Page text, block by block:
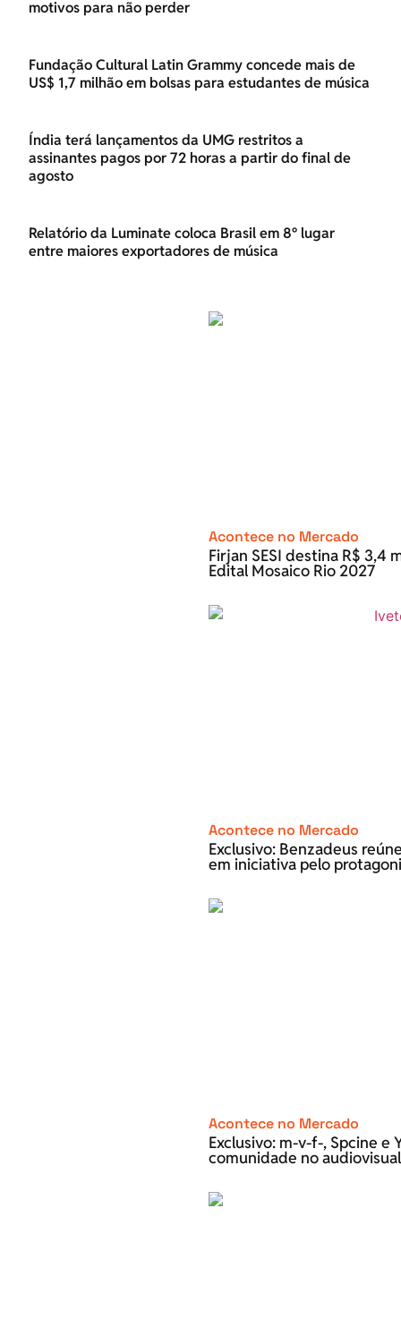
motivos para não perder
Fundação Cultural Latin Grammy concede mais de
US$ 1,7 milhão em bolsas para estudantes de música
Índia terá lançamentos da UMG restritos a
assinantes pagos por 72 horas a partir do final de
agosto
Relatório da Luminate coloca Brasil em 8º lugar
entre maiores exportadores de música
Acontece no Mercado
Firjan SESI destina R$ 3,4
Edital Mosaico Rio 2027
Acontece no Mercado
Exclusivo: Benzadeus
em iniciativa pelo
Acontece no Mercado
Exclusivo: m-v-f-, Spcine e
comunidade no audiovisual